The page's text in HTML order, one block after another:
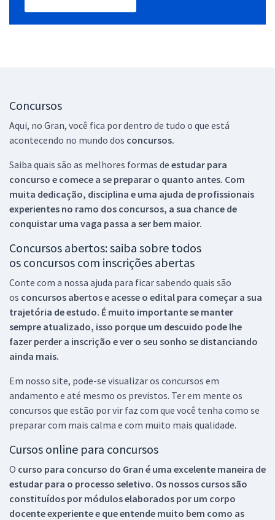
Concursos
Aqui, no Gran, você fica por dentro de tudo o que está
acontecendo no mundo dos concursos.
Saiba quais são as melhores formas de estudar para
concurso e comece a se preparar o quanto antes. Com
muita dedicação, disciplina e uma ajuda de profissionais
experientes no ramo dos concursos, a sua chance de
conquistar uma vaga passa a ser bem maior.
Concursos abertos: saiba sobre todos
os concursos com inscrições abertas
Conte com a nossa ajuda para ficar sabendo quais são
os concursos abertos e acesse o edital para começar a sua
trajetória de estudo. É muito importante se manter
sempre atualizado, isso porque um descuido pode lhe
fazer perder a inscrição e ver o seu sonho se distanciando
ainda mais.
Em nosso site, pode-se visualizar os concursos em
andamento e até mesmo os previstos. Ter em mente os
concursos que estão por vir faz com que você tenha como se
preparar com mais calma e com muito mais qualidade.
Cursos online para concursos
O curso para concurso do Gran é uma excelente maneira de
estudar para o processo seletivo. Os nossos cursos são
constituídos por módulos elaborados por um corpo
docente experiente e que entende muito bem como as